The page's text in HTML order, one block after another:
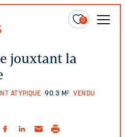
0
jouxtant la
ATYPIQUE 90.3 M² VENDU